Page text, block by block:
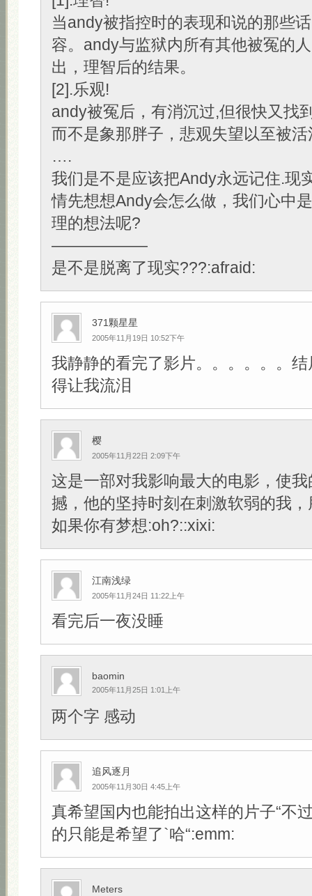
当andy被指控时的表现和说的那些
容。andy与监狱内所有其他被冤的
出，理智后的结果。
[2].乐观!
andy被冤后，有消沉过,但很快又找
而不是象那胖子，悲观失望以至被活
….
我们是不是应该把Andy永远记住.现
情先想想Andy会怎么做，我们心中
理的想法呢?
——————
是不是脱离了现实???:afraid:
371颗星星
2005年11月19日 10:52下午
我静静的看完了影片。。。。。。
得让我流泪
樱
2005年11月22日 2:09下午
这是一部对我影响最大的电影，使
撼，他的坚持时刻在刺激软弱的我
如果你有梦想:oh?::xixi:
江南浅绿
2005年11月24日 11:22上午
看完后一夜没睡
baomin
2005年11月25日 1:01上午
两个字 感动
追风逐月
2005年11月30日 4:45上午
真希望国内也能拍出这样的片子“不
的只能是希望了`哈“:emm:
Meters